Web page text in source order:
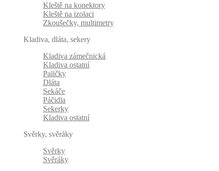
Kleště na konektory
Kleště na izolaci
Zkoušečky, multimetry
Kladiva, dláta, sekery
Kladiva zámečnická
Kladiva ostatní
Paličky
Dláta
Sekáče
Páčidla
Sekerky
Kladiva ostatní
Svěrky, svěráky
Svěrky
Svěráky